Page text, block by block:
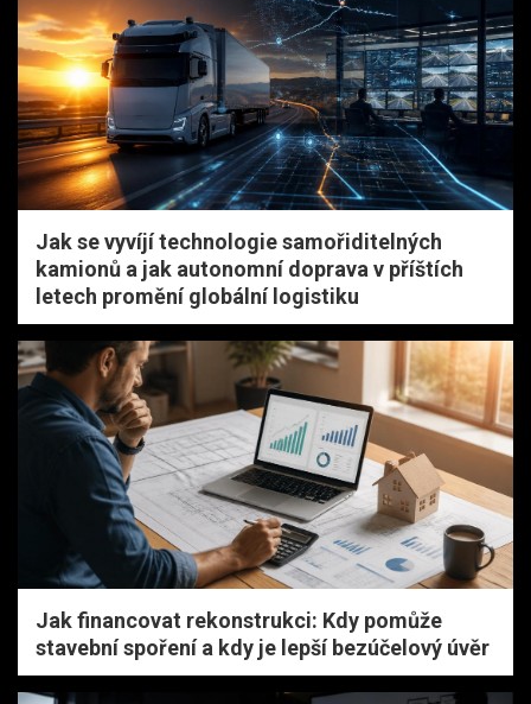
Jak se vyvíjí technologie samořiditelných
kamionů a jak autonomní doprava v příštích
letech promění globální logistiku
Jak financovat rekonstrukci: Kdy pomůže
stavební spoření a kdy je lepší bezúčelový úvěr